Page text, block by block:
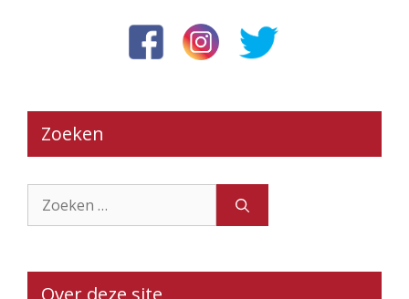
Zoeken
naar:
Over deze site